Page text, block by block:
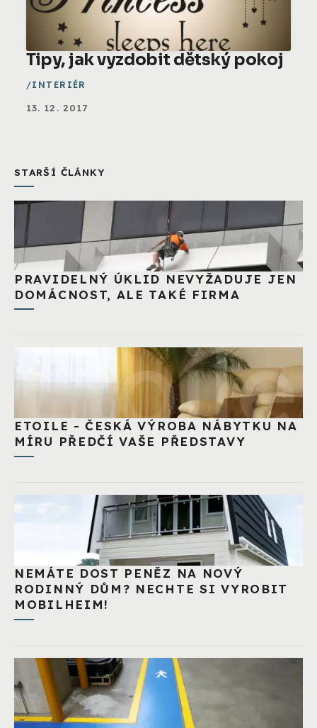
Tipy, jak vyzdobit dětský pokoj
INTERIÉR
13. 12. 2017
STARŠÍ ČLÁNKY
PRAVIDELNÝ ÚKLID NEVYŽADUJE JEN
DOMÁCNOST, ALE TAKÉ FIRMA
ETOILE - ČESKÁ VÝROBA NÁBYTKU NA
MÍRU PŘEDČÍ VAŠE PŘEDSTAVY
NEMÁTE DOST PENĚZ NA NOVÝ
RODINNÝ DŮM? NECHTE SI VYROBIT
MOBILHEIM!